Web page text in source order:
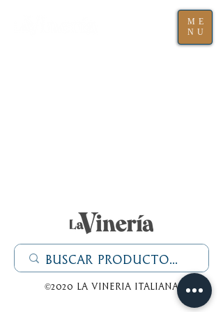
ME
NU
©2020 La Vineria italiana